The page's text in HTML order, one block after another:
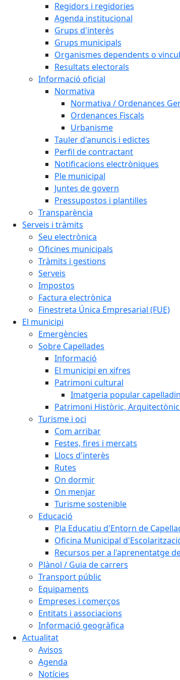
Regidors i regidories
Agenda institucional
Grups d'interès
Grups municipals
Organismes dependents o
Resultats electorals
Informació oficial
Normativa
Normativa / Ordenances
Ordenances Fiscals
Urbanisme
Tauler d'anuncis i edictes
Perfil de contractant
Notificacions electròniques
Ple municipal
Juntes de govern
Pressupostos i plantilles
Transparència
Serveis i tràmits
Seu electrònica
Oficines municipals
Tràmits i gestions
Serveis
Impostos
Factura electrònica
Finestreta Única Empresarial (FUE)
El municipi
Emergències
Sobre Capellades
Informació
El municipi en xifres
Patrimoni cultural
Imatgeria popular
Patrimoni Històric,
Turisme i oci
Com arribar
Festes, fires i mercats
Llocs d'interès
Rutes
On dormir
On menjar
Turisme sostenible
Educació
Pla Educatiu d'Entorn de
Oficina Municipal
Recursos per a l'aprenentatge
Plànol / Guia de carrers
Transport públic
Equipaments
Empreses i comerços
Entitats i associacions
Informació geogràfica
Actualitat
Avisos
Agenda
Notícies